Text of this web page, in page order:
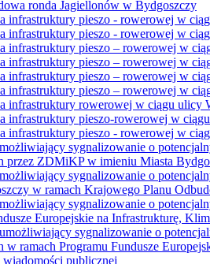
ronda Jagiellonów w Bydgoszczy
infrastruktury pieszo - rowerowej w
infrastruktury pieszo - rowerowej w
infrastruktury pieszo – rowerowej w
infrastruktury pieszo – rowerowej w
infrastruktury pieszo – rowerowej w
infrastruktury pieszo – rowerowej w
infrastruktury rowerowej w ciągu ulicy
infrastruktury pieszo-rowerowej w ciągu
infrastruktury pieszo - rowerowej w
sygnalizowanie o
przez ZDMiKP w imieniu Miasta
sygnalizowanie o
w ramach Krajowego Planu
sygnalizowanie o
Europejskie na Infrastrukturę,
sygnalizowanie o
w ramach Programu Fundusze
wiadomości publicznej